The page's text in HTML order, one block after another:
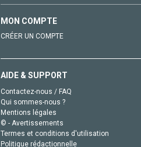
MON COMPTE
CRÉER UN COMPTE
AIDE & SUPPORT
Contactez-nous / FAQ
Qui sommes-nous ?
Mentions légales
© - Avertissements
Termes et conditions d'utilisation
Politique rédactionnelle